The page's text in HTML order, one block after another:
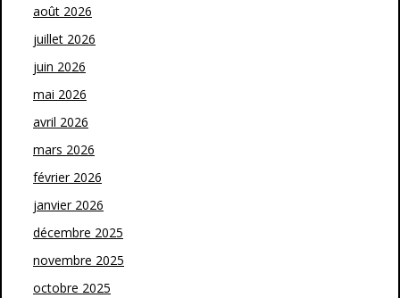
août 2026
juillet 2026
juin 2026
mai 2026
avril 2026
mars 2026
février 2026
janvier 2026
décembre 2025
novembre 2025
octobre 2025